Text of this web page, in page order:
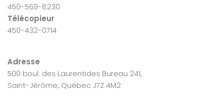
450-569-8230
Télécopieur
450-432-0714
Adresse
500 boul. des Laurentides Bureau 241,
Saint-Jérôme, Québec J7Z 4M2